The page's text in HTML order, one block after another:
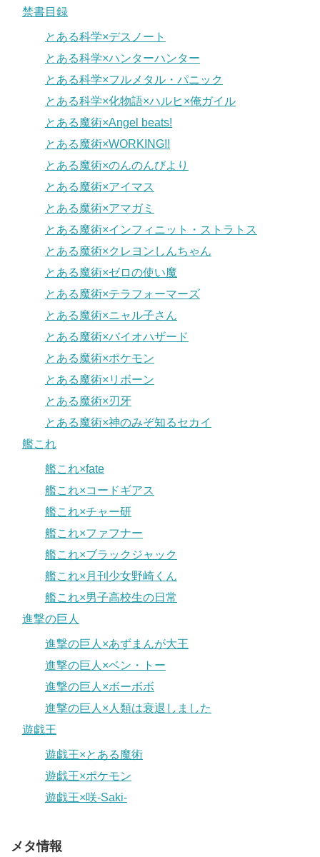
禁書目録
とある科学×デスノート
とある科学×ハンターハンター
とある科学×フルメタル・パニック
とある科学×化物語×ハルヒ×俺ガイル
とある魔術×Angel beats!
とある魔術×WORKING!!
とある魔術×のんのんびより
とある魔術×アイマス
とある魔術×アマガミ
とある魔術×インフィニット・ストラトス
とある魔術×クレヨンしんちゃん
とある魔術×ゼロの使い魔
とある魔術×テラフォーマーズ
とある魔術×ニャル子さん
とある魔術×バイオハザード
とある魔術×ポケモン
とある魔術×リボーン
とある魔術×刃牙
とある魔術×神のみぞ知るセカイ
艦これ
艦これ×fate
艦これ×コードギアス
艦これ×チャー研
艦これ×ファフナー
艦これ×ブラックジャック
艦これ×月刊少女野崎くん
艦これ×男子高校生の日常
進撃の巨人
進撃の巨人×あずまんが大王
進撃の巨人×ベン・トー
進撃の巨人×ボーボボ
進撃の巨人×人類は衰退しました
遊戯王
遊戯王×とある魔術
遊戯王×ポケモン
遊戯王×咲-Saki-
メタ情報